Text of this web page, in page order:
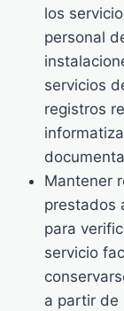
los
personal
servicios
registros
Mantener
prestados
para
servicio
a partir de